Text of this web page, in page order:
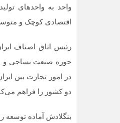
واحد به واحدهای
اقتصادی کوچک و
رئیس اتاق اصناف
حوزه صنعت نساجی و
در امور تجارت بین
دو کشور را فراهم
بنگلادش آماده توسعه